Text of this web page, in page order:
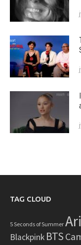
TAG CLOUD
5 Seconds of Summer
Blackpink BTS